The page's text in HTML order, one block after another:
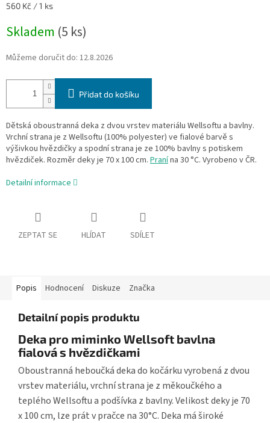
Měrná
560 Kč / 1 ks
Skladem (5 ks)
Můžeme doručit do: 12.8.2026
Přidat do košíku
Dětská oboustranná deka z dvou vrstev materiálu Wellsoftu a bavlny.
Vrchní strana je z Wellsoftu (100% polyester) ve fialové barvě s
výšivkou hvězdičky a spodní strana je ze 100% bavlny s potiskem
hvězdiček. Rozměr deky je 70 x 100 cm. Pranína 30 °C. Vyrobeno v ČR.
Detailní informace
ZEPTAT SE HLÍDAT SDÍLET
Popis Hodnocení Diskuze Značka
Detailní popis produktu
Deka pro miminko Wellsoft bavlna
fialová s hvězdičkami
Oboustranná heboučká deka do kočárku vyrobená z dvou
vrstev materiálu, vrchní strana je z měkoučkého a
teplého Wellsoftu a podšívka z bavlny. Velikost deky je 70
x 100 cm, lze prát v pračce na 30°C. Deka má široké